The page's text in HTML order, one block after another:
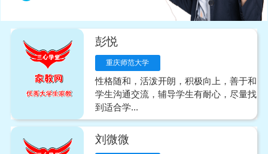
彭悦
重庆师范大学
性格随和，活泼开朗，积极向上，善于和
学生沟通交流，辅导学生有耐心，尽量找
到适合学...
刘微微